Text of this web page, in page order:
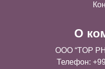
О
OOO “TOP
Телефон: